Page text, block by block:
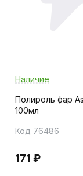
Наличие
Полироль фар
100мл
Код 76486
171 ₽